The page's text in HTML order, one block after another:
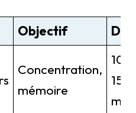
Objectif
Concentration,
mémoire